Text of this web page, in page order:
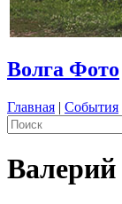
Волга Фото
Главная | События
Валерий